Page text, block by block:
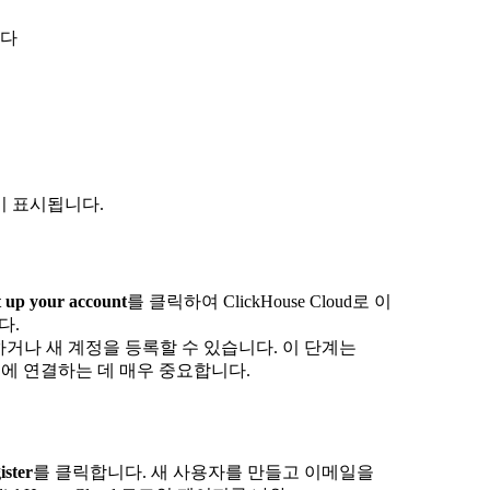
표시됩니다.
up your account를 클릭하여 ClickHouse Cloud로 이
.
나 새 계정을 등록할 수 있습니다. 이 단계는
에 연결하는 데 매우 중요합니다.
를 클릭합니다. 새 사용자를 만들고 이메일을